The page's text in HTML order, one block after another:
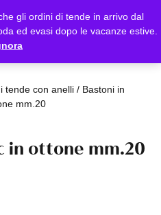
gli ordini di tende in arrivo dal
ed evasi dopo le vacanze estive.
tende con anelli/ Bastoni in
mm.20
in ottone mm.20